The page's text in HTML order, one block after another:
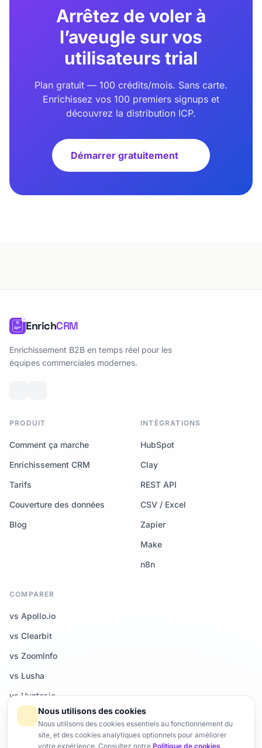
Arrêtez de voler à
l’aveugle sur vos
utilisateurs trial
Plan gratuit — 100 crédits/mois. Sans carte.
Enrichissez vos 100 premiers signups et
découvrez la distribution ICP.
Démarrer gratuitement
EnrichCRM
Enrichissement B2B en temps réel pour les
équipes commerciales modernes.
PRODUIT
Comment ça marche
Enrichissement CRM
Tarifs
Couverture des données
Blog
INTÉGRATIONS
HubSpot
Clay
REST API
CSV / Excel
Zapier
Make
n8n
COMPARER
vs Apollo.io
vs Clearbit
vs ZoomInfo
vs Lusha
vs Hunter.io
Tous les comparatifs →
Nous utilisons des cookies
Nous utilisons des cookies essentiels au fonctionnement du
site, et des cookies analytiques optionnels pour améliorer
votre expérience. Consultez notre Politique de cookies.